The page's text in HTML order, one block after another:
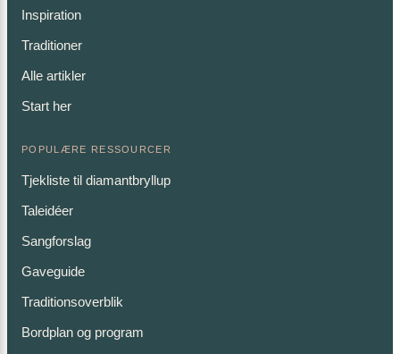
Inspiration
Traditioner
Alle artikler
Start her
POPULÆRE RESSOURCER
Tjekliste til diamantbryllup
Taleidéer
Sangforslag
Gaveguide
Traditionsoverblik
Bordplan og program